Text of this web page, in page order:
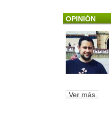
OPINIÓN
Ver más